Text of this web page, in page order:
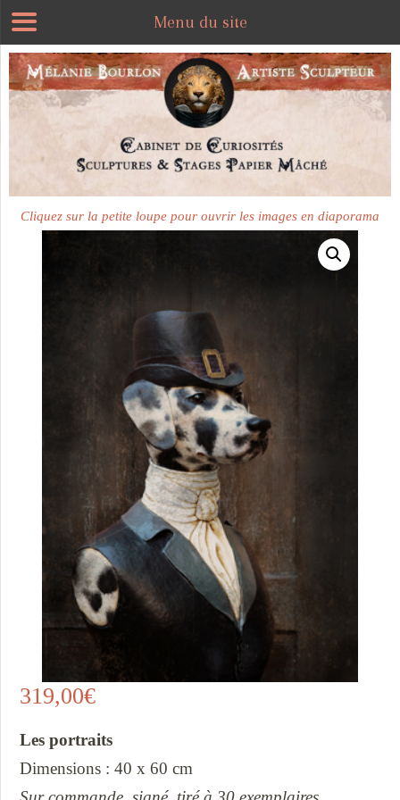
Cliquez sur la petite loupe pour ouvrir les images en diaporama
319,00€
Les portraits
Dimensions : 40 x 60 cm
Menu du site